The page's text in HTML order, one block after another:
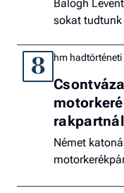
Balogh
sokat tudtunk
8 hm
rakpartnál
Német